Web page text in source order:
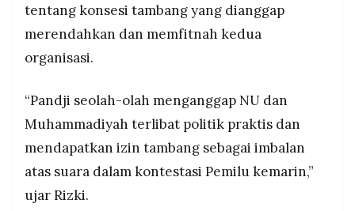
tentang konsesi tambang yang dianggap
merendahkan dan memfitnah kedua
organisasi.
“Pandji seolah-olah menganggap NU dan
Muhammadiyah terlibat politik praktis dan
mendapatkan izin tambang sebagai imbalan
atas suara dalam kontestasi Pemilu kemarin,”
ujar Rizki.